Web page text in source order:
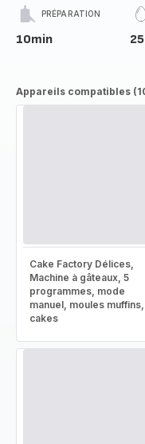
PRÉPARATION
10min
Appareils compatibles
Cake Factory Délices,
Machine à gâteaux, 5
programmes, mode
manuel, moules muffins,
cakes